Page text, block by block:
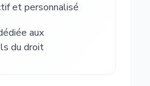
et personnalisé
aux
du droit